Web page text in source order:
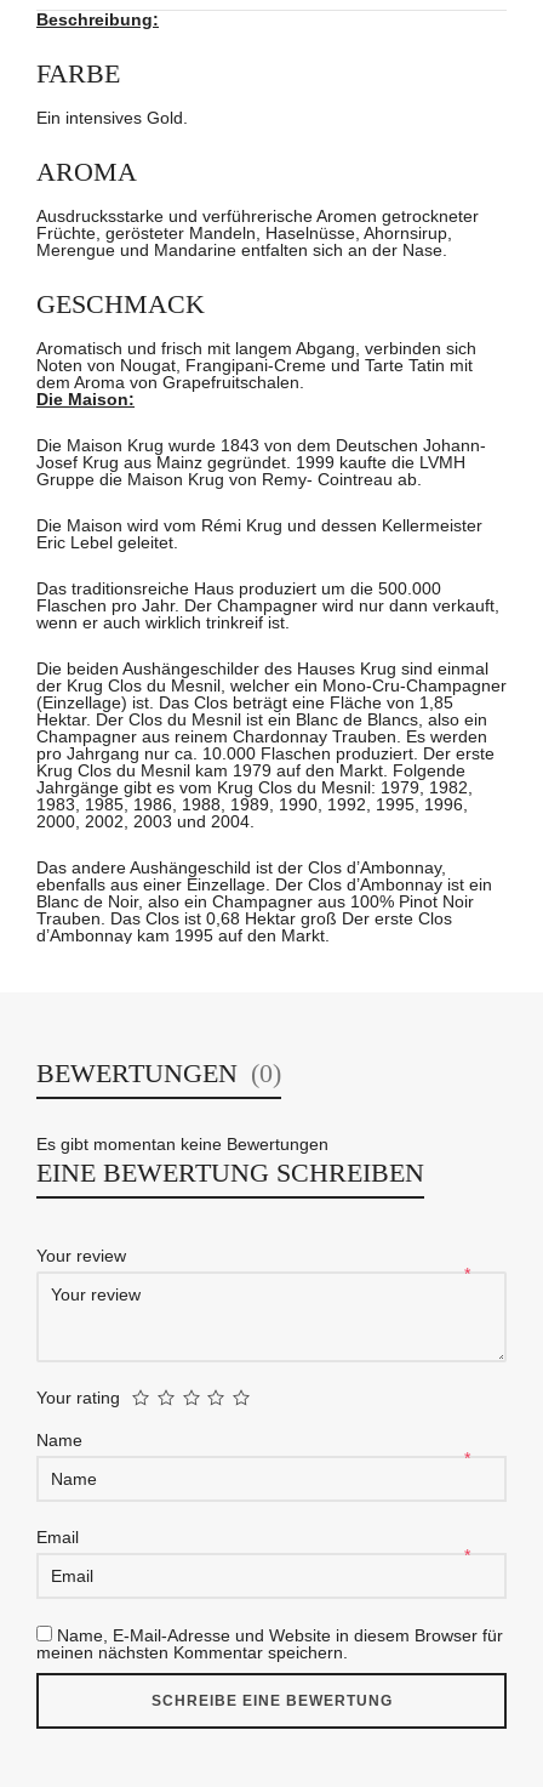
Beschreibung:
FARBE
Ein intensives Gold.
AROMA
Ausdrucksstarke und verführerische Aromen getrockneter
Früchte, gerösteter Mandeln, Haselnüsse, Ahornsirup,
Merengue und Mandarine entfalten sich an der Nase.
GESCHMACK
Aromatisch und frisch mit langem Abgang, verbinden sich
Noten von Nougat, Frangipani-Creme und Tarte Tatin mit
dem Aroma von Grapefruitschalen.
Die Maison:
Die Maison Krug wurde 1843 von dem Deutschen Johann-
Josef Krug aus Mainz gegründet. 1999 kaufte die LVMH
Gruppe die Maison Krug von Remy- Cointreau ab.
Die Maison wird vom Rémi Krug und dessen Kellermeister
Eric Lebel geleitet.
Das traditionsreiche Haus produziert um die 500.000
Flaschen pro Jahr. Der Champagner wird nur dann verkauft,
wenn er auch wirklich trinkreif ist.
Die beiden Aushängeschilder des Hauses Krug sind einmal
der Krug Clos du Mesnil, welcher ein Mono-Cru-Champagner
(Einzellage) ist. Das Clos beträgt eine Fläche von 1,85
Hektar. Der Clos du Mesnil ist ein Blanc de Blancs, also ein
Champagner aus reinem Chardonnay Trauben. Es werden
pro Jahrgang nur ca. 10.000 Flaschen produziert. Der erste
Krug Clos du Mesnil kam 1979 auf den Markt. Folgende
Jahrgänge gibt es vom Krug Clos du Mesnil: 1979, 1982,
1983, 1985, 1986, 1988, 1989, 1990, 1992, 1995, 1996,
2000, 2002, 2003 und 2004.
Das andere Aushängeschild ist der Clos d’Ambonnay,
ebenfalls aus einer Einzellage. Der Clos d’Ambonnay ist ein
Blanc de Noir, also ein Champagner aus 100% Pinot Noir
Trauben. Das Clos ist 0,68 Hektar groß Der erste Clos
d’Ambonnay kam 1995 auf den Markt.
BEWERTUNGEN (0)
Es gibt momentan keine Bewertungen
EINE BEWERTUNG SCHREIBEN
Your review
*
Your rating
Name
*
Email
*
Name, E-Mail-Adresse und Website in diesem Browser für
meinen nächsten Kommentar speichern.